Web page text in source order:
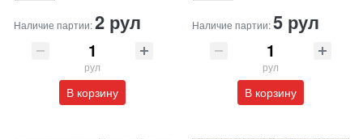
Наличие партии:2 рул
рул
В корзину
Наличие партии:5 рул
рул
В корзину